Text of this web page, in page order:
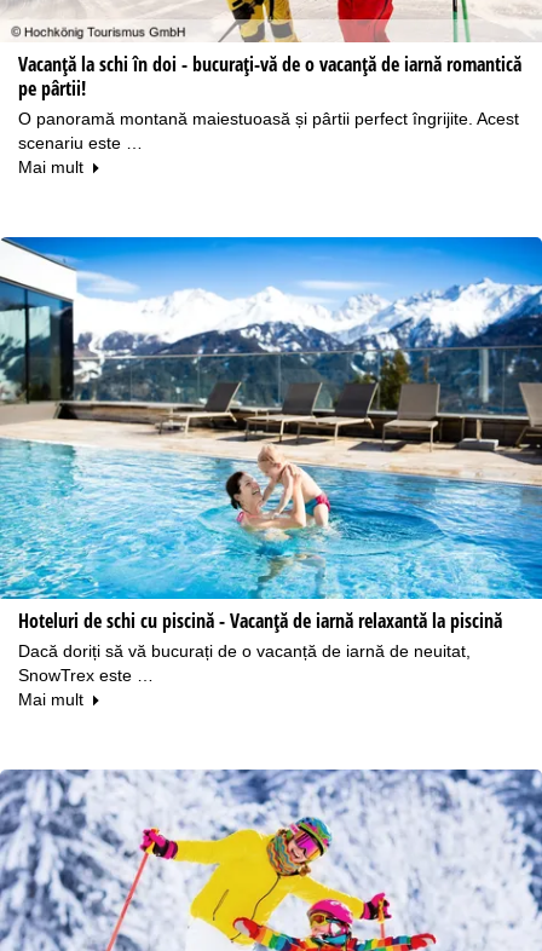
Vacanță la schi în doi - bucurați-vă de o vacanță de iarnă romantică
pe pârtii!
O panoramă montană maiestuoasă și pârtii perfect îngrijite. Acest
scenariu este …
Mai mult
Hoteluri de schi cu piscină - Vacanță de iarnă relaxantă la piscină
Dacă doriți să vă bucurați de o vacanță de iarnă de neuitat,
SnowTrex este …
Mai mult